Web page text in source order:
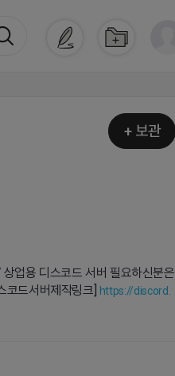
+ 보관
업용 디스코드 서버 필요하신분은
드서버제작링크]
https://discord.